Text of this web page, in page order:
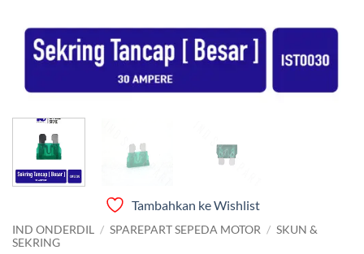
Tambahkan ke Wishlist
IND ONDERDIL / SPAREPART SEPEDA MOTOR / SKUN &
SEKRING